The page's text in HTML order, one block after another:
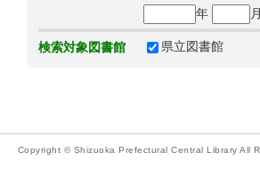
年
検索対象図書館 県立図書館
Copyright © Shizuoka Prefectural Central Library All